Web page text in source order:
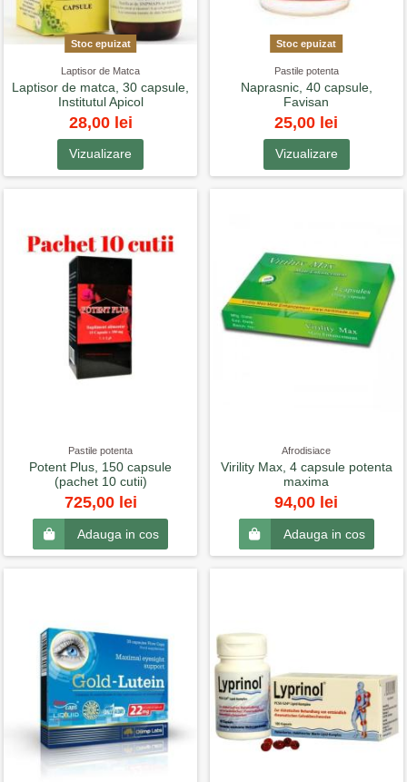
Stoc epuizat
Laptisor de Matca
Laptisor de matca, 30 capsule,
Institutul Apicol
28,00 lei
Vizualizare
Stoc epuizat
Pastile potenta
Naprasnic, 40 capsule,
Favisan
25,00 lei
Vizualizare
Pastile potenta
Potent Plus, 150 capsule
(pachet 10 cutii)
725,00 lei
Adauga in cos
Afrodisiace
Virility Max, 4 capsule potenta
maxima
94,00 lei
Adauga in cos